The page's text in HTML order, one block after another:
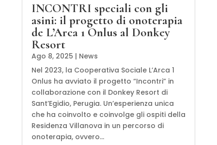
INCONTRI speciali con gli
asini: il progetto di onoterapia
de L’Arca 1 Onlus al Donkey
Resort
Ago 8, 2025 | News
Nel 2023, la Cooperativa Sociale L’Arca 1
Onlus ha avviato il progetto “Incontri” in
collaborazione con il Donkey Resort di
Sant’Egidio, Perugia. Un’esperienza unica
che ha coinvolto e coinvolge gli ospiti della
Residenza Villanova in un percorso di
onoterapia, ovvero...